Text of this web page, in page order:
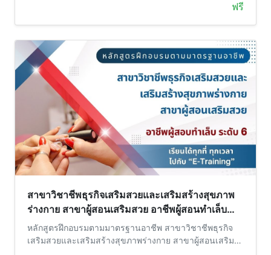
ฟรี
สาขาวิชาชีพธุรกิจเสริมสวยและเสริมสร้างสุขภาพ
ร่างกาย สาขาผู้สอนเสริมสวย อาชีพผู้สอนทำเล็บ
ระดับ 6
หลักสูตรฝึกอบรมตามมาตรฐานอาชีพ สาขาวิชาชีพธุรกิจ
เสริมสวยและเสริมสร้างสุขภาพร่างกาย สาขาผู้สอนเสริม